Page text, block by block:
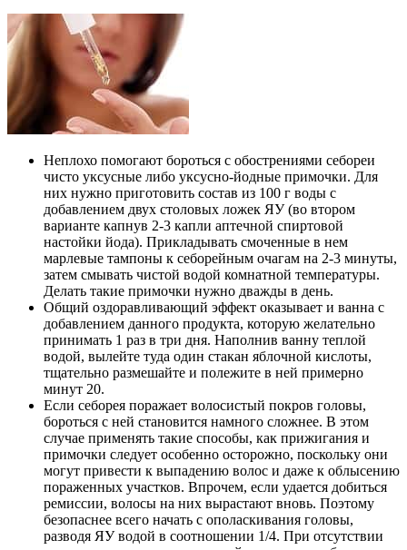
Неплохо помогают бороться с обострениями себореи
чисто уксусные либо уксусно-йодные примочки. Для
них нужно приготовить состав из 100 г воды с
добавлением двух столовых ложек ЯУ (во втором
варианте капнув 2-3 капли аптечной спиртовой
настойки йода). Прикладывать смоченные в нем
марлевые тампоны к себорейным очагам на 2-3 минуты,
затем смывать чистой водой комнатной температуры.
Делать такие примочки нужно дважды в день.
Общий оздоравливающий эффект оказывает и ванна с
добавлением данного продукта, которую желательно
принимать 1 раз в три дня. Наполнив ванну теплой
водой, вылейте туда один стакан яблочной кислоты,
тщательно размешайте и полежите в ней примерно
минут 20.
Если себорея поражает волосистый покров головы,
бороться с ней становится намного сложнее. В этом
случае применять такие способы, как прижигания и
примочки следует особенно осторожно, поскольку они
могут привести к выпадению волос и даже к облысению
пораженных участков. Впрочем, если удается добиться
ремиссии, волосы на них вырастают вновь. Поэтому
безопаснее всего начать с ополаскивания головы,
разводя ЯУ водой в соотношении 1/4. При отсутствии